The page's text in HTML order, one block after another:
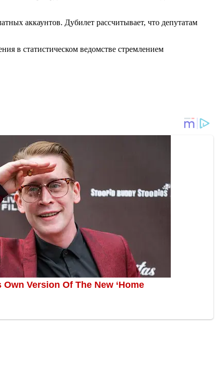
аккаунтов. Дубилет рассчитывает, что депутатам
в статистическом ведомстве стремлением